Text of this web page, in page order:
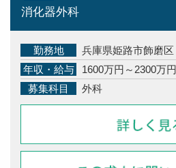
消化器外科
勤務地
兵庫県姫路市飾磨区
年収・給与
1600万円～2300万円
募集科目
外科